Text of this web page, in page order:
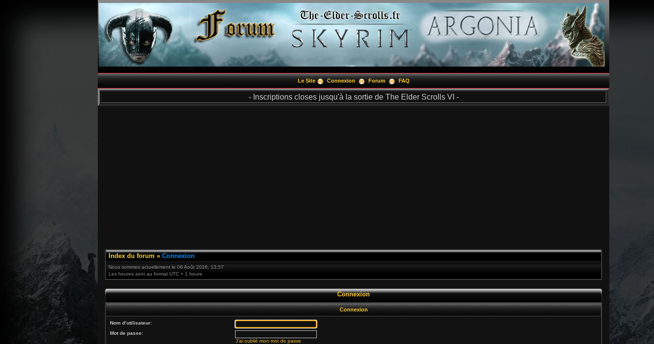
Le Site Connexion Forum FAQ
- Inscriptions closes jusqu'à la sortie de The Elder Scrolls VI -
Index du forum » Connexion
Nous sommes actuellement le 06 Août 2026, 13:57
Les heures sont au format UTC + 1 heure
Connexion
Connexion
Nom d’utilisateur:
Mot de passe:
J’ai oublié mon mot de passe